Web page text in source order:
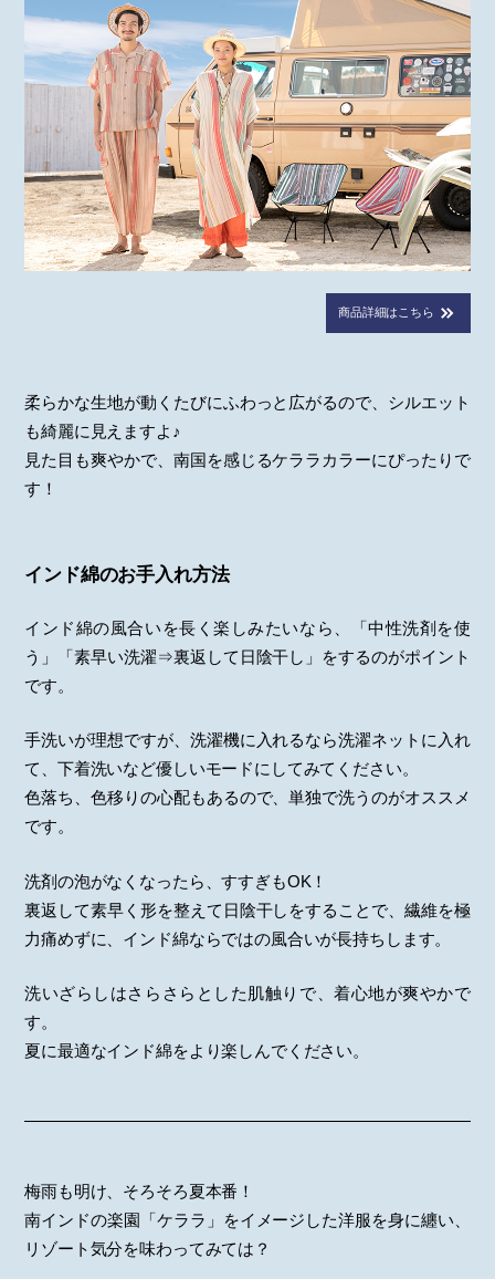
商品詳細はこちら
柔らかな生地が動くたびにふわっと広がるので、シルエット
も綺麗に見えますよ♪
見た目も爽やかで、南国を感じるケララカラーにぴったりで
す！
インド綿のお手入れ方法
インド綿の風合いを長く楽しみたいなら、「中性洗剤を使
う」「素早い洗濯⇒裏返して日陰干し」をするのがポイント
です。
手洗いが理想ですが、洗濯機に入れるなら洗濯ネットに入れ
て、下着洗いなど優しいモードにしてみてください。
色落ち、色移りの心配もあるので、単独で洗うのがオススメ
です。
洗剤の泡がなくなったら、すすぎもOK！
裏返して素早く形を整えて日陰干しをすることで、繊維を極
力痛めずに、インド綿ならではの風合いが長持ちします。
洗いざらしはさらさらとした肌触りで、着心地が爽やかで
す。
夏に最適なインド綿をより楽しんでください。
梅雨も明け、そろそろ夏本番！
南インドの楽園「ケララ」をイメージした洋服を身に纏い、
リゾート気分を味わってみては？